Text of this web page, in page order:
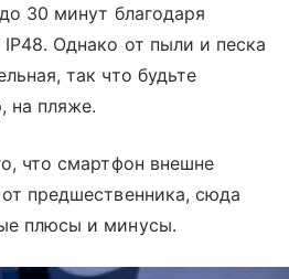
30 минут благодаря
Однако от пыли и песка
так что будьте
на пляже.
что смартфон внешне
предшественника, сюда
плюсы и минусы.